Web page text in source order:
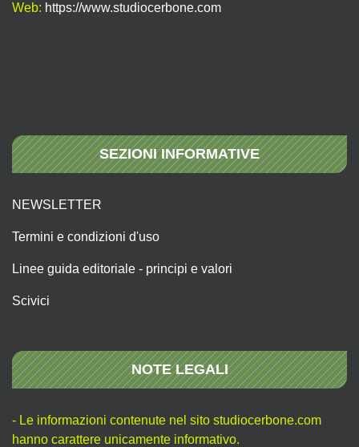
Web: https://www.studiocerbone.com
SEZIONI INFORMATIVE
NEWSLETTER
Termini e condizioni d'uso
Linee guida editoriale - principi e valori
Scivici
NOTE LEGALI
- Le informazioni contenute nel sito studiocerbone.com
hanno carattere unicamente informativo.